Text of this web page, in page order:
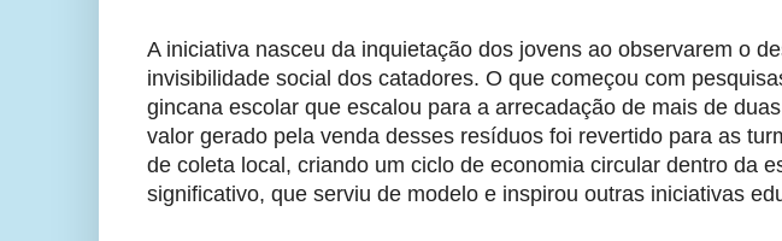
A iniciativa nasceu da inquietação dos jovens ao observarem o
invisibilidade social dos catadores. O que começou com
gincana escolar que escalou para a arrecadação de mais de
valor gerado pela venda desses resíduos foi revertido para as
de coleta local, criando um ciclo de economia circular dentro da
significativo, que serviu de modelo e inspirou outras iniciativas